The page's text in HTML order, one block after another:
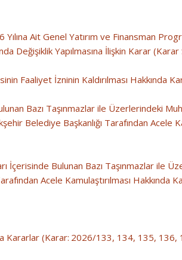
Ait Genel Yatırım ve Finansman
Değişiklik Yapılmasına İlişkin Karar (Karar
Faaliyet İzninin Kaldırılması Hakkında
Bazı Taşınmazlar ile Üzerlerindeki
Belediye Başkanlığı Tarafından Acele
İçerisinde Bulunan Bazı Taşınmazlar ile
Acele Kamulaştırılması Hakkında
Kararlar (Karar: 2026/133, 134, 135,